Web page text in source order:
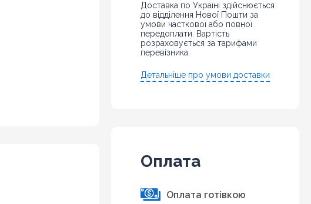
Доставка по Україні здійснюється
до відділення Нової Пошти за
умови часткової або повної
передоплати. Вартість
розраховується за тарифами
перевізника.
Детальніше про умови доставки
Оплата
Оплата готівкою